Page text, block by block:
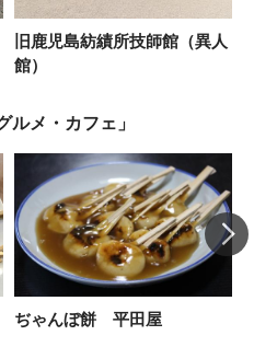
旧鹿児島紡績所技師館（異人
館）
ルメ・カフェ」
ぢゃんぼ餅 平田屋